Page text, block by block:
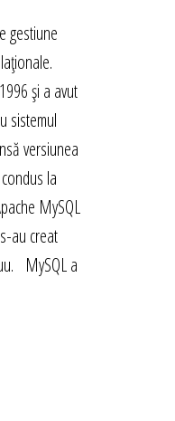
gestiune
și a avut
sistemul
versiunea
la
MySQL
au creat
MySQL a